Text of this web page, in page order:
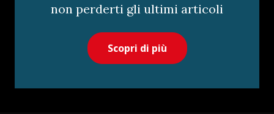
non perderti gli ultimi articoli
Scopri di più